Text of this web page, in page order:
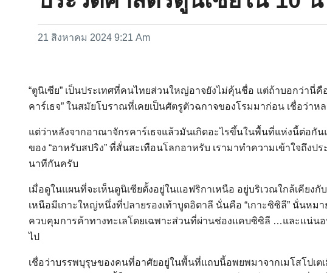
21 สิงหาคม 2024 9:21 Am
“ตูนิเซีย” เป็นประเทศที่คนไทยส่วนใหญ่อาจยังไม่คุ้นชื่อ แต่ถ้าบอกว่านี่
คาร์เธจ” ในสมัยโบราณที่เคยเป็นศัตรูตัวฉกาจของโรมมาก่อน เชื่อว่าห
แต่ว่าหลังจากอาณาจักรคาร์เธจแล้วมันเกิดอะไรขึ้นในพื้นที่แห่งนี้ต่อกั
ของ “อาหรับสปริง” ที่สั่นสะเทือนโลกอาหรับ เรามาทำความเข้าใจถึงป
นาทีกันครับ
เมื่อดูในแผนที่จะเห็นตูนิเซียตั้งอยู่ในแอฟริกาเหนือ อยู่บริเวณใกล้เคียงกั
เหนือมีเกาะใหญ่หนึ่งที่ปลายรองเท้าบูตอิตาลี นั่นคือ “เกาะซิซิลี” นั่นห
ควบคุมการค้าทางทะเลโดยเฉพาะส่วนที่ผ่านช่องแคบซิซิลี …และแน่น
ไป
เชื่อว่าบรรพบุรุษของคนที่อาศัยอยู่ในพื้นที่แถบนี้อพยพมาจากเมโสโปเต